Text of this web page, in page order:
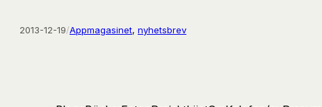
2013-12-19/Appmagasinet, nyhetsbrev